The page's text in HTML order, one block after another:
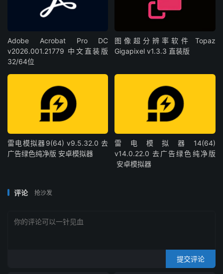
Adobe Acrobat Pro DC
v2026.001.21779 中文直装版
32/64位
图像超分辨率软件 Topaz
Gigapixel v1.3.3 直装版
雷电模拟器9(64) v9.5.32.0 去
广告绿色纯净版 安卓模拟器
雷电模拟器14(64)
v14.0.22.0 去广告绿色纯净版
安卓模拟器
评论 抢沙发
提交评论